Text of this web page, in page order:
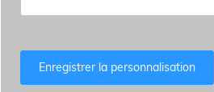
Enregistrer la personnalisation